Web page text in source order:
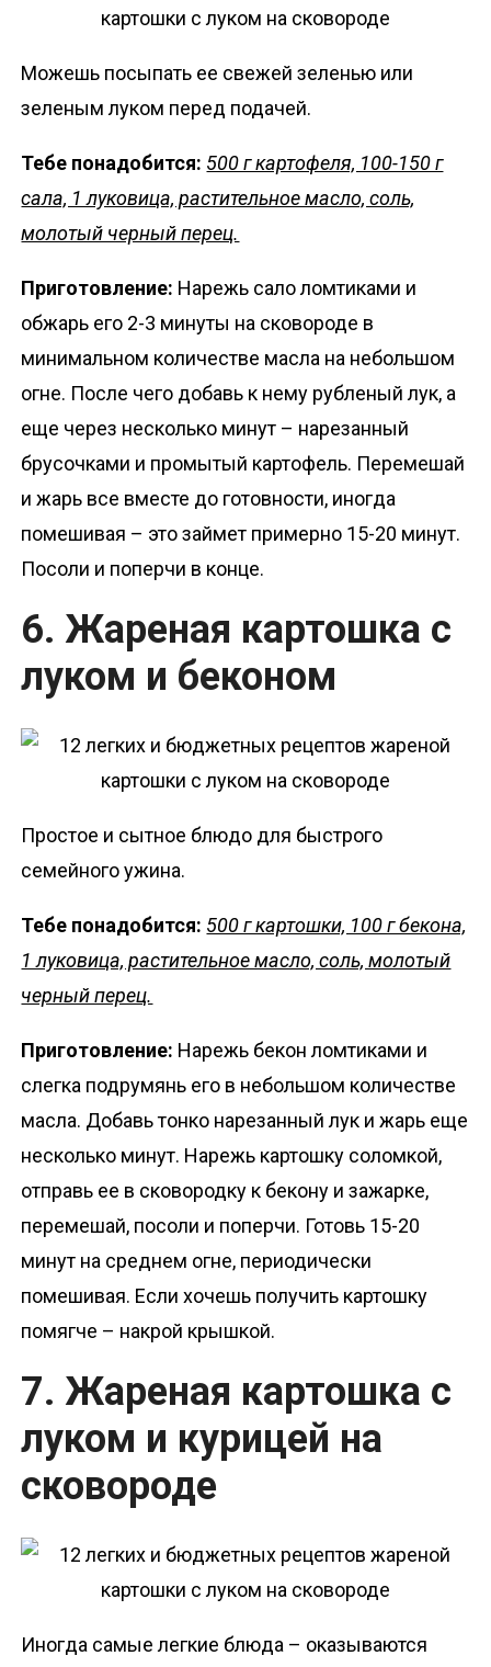
Можешь посыпать ее свежей зеленью или
зеленым луком перед подачей.
Тебе понадобится: 500 г картофеля, 100-150 г
сала, 1 луковица, растительное масло, соль,
молотый черный перец.
Приготовление: Нарежь сало ломтиками и
обжарь его 2-3 минуты на сковороде в
минимальном количестве масла на небольшом
огне. После чего добавь к нему рубленый лук, а
еще через несколько минут – нарезанный
брусочками и промытый картофель. Перемешай
и жарь все вместе до готовности, иногда
помешивая – это займет примерно 15-20 минут.
Посоли и поперчи в конце.
6. Жареная картошка с
луком и беконом
Простое и сытное блюдо для быстрого
семейного ужина.
Тебе понадобится: 500 г картошки, 100 г бекона,
1 луковица, растительное масло, соль, молотый
черный перец.
Приготовление: Нарежь бекон ломтиками и
слегка подрумянь его в небольшом количестве
масла. Добавь тонко нарезанный лук и жарь еще
несколько минут. Нарежь картошку соломкой,
отправь ее в сковородку к бекону и зажарке,
перемешай, посоли и поперчи. Готовь 15-20
минут на среднем огне, периодически
помешивая. Если хочешь получить картошку
помягче – накрой крышкой.
7. Жареная картошка с
луком и курицей на
сковороде
Иногда самые легкие блюда – оказываются